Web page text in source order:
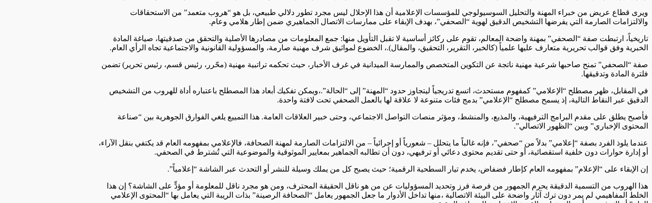
ويرى قطاع عريض من خبراء المهنة والتحليل السوسيولوجي للمؤسسات الإعلامية أن هذا الإحلال ليس مجرد تطور دلالي طبيعي، بل هو “هروب متعمد” من الاستحقاقات
والالتزامات الصارمة التي يفرضها التشخيص الدقيق لهوية “الصحفي”، بهدف الإبقاء على ممارسات الاتصال الجماهيري ضمن إطار هلامي وعام.
​تاريخياً، ارتبطت صفة “الصحفي” بمهنة واضحة المعالم، تقوم على ركائز أساسية لا تقبل التأويل منها: جمع المعلومات من مصادرها الأصلية والتحقق من صدقيتها، صياغة المادة
الخبرية وفق قوالب تحريرية متعارف عليها علمياً (كالخبر، التقرير، التحقيق، والمقال).، الخضوع لمواثيق شرف مهنية صارمة، والمسؤولية القانونية والاجتماعية تجاه الرأي العام.
صفة “الصحفي” تمنح صاحبها شرعية مهنية ناتجة عن التكوين المتخصص والممارسة الميدانية في غرف الأخبار، حيث تحكمه تراتبية مهنية (محّرر، رئيس قسم، رئيس تحرير) تضمن
فلترة المادة وتدقيقها.
في المقابل، ظهر مصطلح “الإعلامي” كمفهوم مستحدث، اتسع تدريجياً ليتجاوز حدود “المهنة” إلى “الحالة”.،ويمكن تفكيك أبعاد هذا المصطلح باعتباره أداة للهروب من التشخيص
الدقيق عبر النقاط التالية، إذ ​يسمح مصطلح “الإعلامي” بدمج فئات متنوعة لا علاقة لها بالعمل الصحفي تحت لافتة واحدة.
فأصبح يطلق على مقدم البرامج الترفيهية، والمذيع، والمنشط، ومؤثر منصات التواصل الاجتماعي، وحتى خبير العلاقات العامة. هذا التمييع يلغي الفوارق الجوهرية بين “صناعة
المحتوى الإخباري” وبين “الظهور الاتصالي”.
​عندما يلوذ الفرد بصفة “إعلامي” بدلاً من “صحفي”، فإنه غالباً ما يتحلل – شعورياً أو إجرائياً – من الالتزامات الصارمة لمهنة الصحافة، فالإعلامي بمفهومه العام قد يكتفي بنقل الآراء،
أو إدارة حوارات دون خلفية استقصائية، أو حتى تقديم محتوى دعائي أو ترفيهي، دون أن تطالبه الجماهير بمعايير الموثوقية والموضوعية التي تُشترط في الصحفي.
​إن الإبقاء على “الإعلام” بمفهومه العام كإطار فضفاض، يخدم تيار السطحية الرقمية؛ حيث يصبح كل من يملك وسيلة للنشر أو التحدث عبر الشاشة “إعلامياً”.
هذا الهروب من التسمية الدقيقة يحرم الجمهور من فرصة فرز وتحديد المسؤوليات عن من هو ناقل الحقيقة المحترف، ومن هو مجرد ناقل للمعلومة أو مؤدٍّ على الشاشة؟ ​إن هذا
الخلط المفاهيمي لم يمر دون ترك آثار واضحة على البيئة الاتصالية ،منها تداخل الأدوار ما جعل الجمهور يعامل “الصحافة الرصينة” بذات الريبة التي يعامل بها “المحتوى الإعلامي